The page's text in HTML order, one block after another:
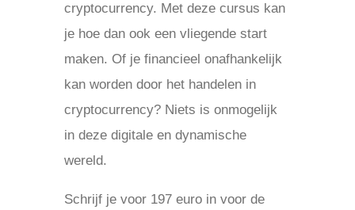
cryptocurrency. Met deze cursus kan
je hoe dan ook een vliegende start
maken. Of je financieel onafhankelijk
kan worden door het handelen in
cryptocurrency? Niets is onmogelijk
in deze digitale en dynamische
wereld.
Schrijf je voor 197 euro in voor de